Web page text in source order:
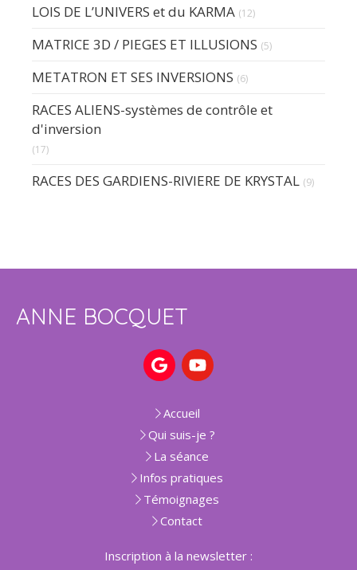
LOIS DE L’UNIVERS et du KARMA (12)
MATRICE 3D / PIEGES ET ILLUSIONS (5)
METATRON ET SES INVERSIONS (6)
RACES ALIENS-systèmes de contrôle et
d'inversion
(17)
RACES DES GARDIENS-RIVIERE DE KRYSTAL (9)
ANNE BOCQUET
Accueil
Qui suis-je ?
La séance
Infos pratiques
Témoignages
Contact
Inscription à la newsletter :